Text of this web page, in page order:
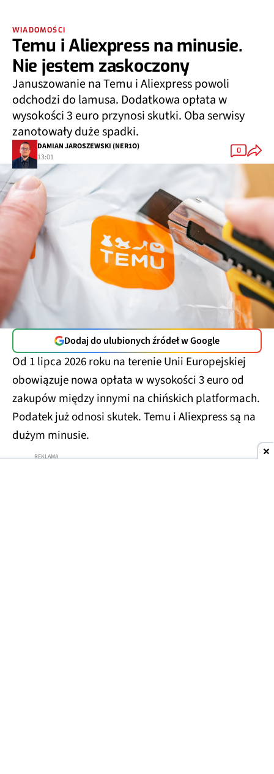
WIADOMOŚCI
Temu i Aliexpress na minusie.
Nie jestem zaskoczony
Januszowanie na Temu i Aliexpress powoli
odchodzi do lamusa. Dodatkowa opłata w
wysokości 3 euro przynosi skutki. Oba serwisy
zanotowały duże spadki.
DAMIAN JAROSZEWSKI (NER1O)
13:01
0
Dodaj do ulubionych źródeł w Google
Od 1 lipca 2026 roku na terenie Unii Europejskiej
obowiązuje nowa opłata w wysokości 3 euro od
zakupów między innymi na chińskich platformach.
Podatek już odnosi skutek. Temu i Aliexpress są na
dużym minusie.